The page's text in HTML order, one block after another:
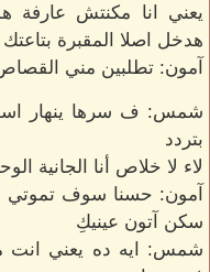
يعني انا مكنتش عارفة
هدخل اصلا المقبرة
آمون: تطلبين مني
شمس: ف سرها ينهار
بتردد
لاء لا خلاص أنا الجانية
آمون: حسنا سوف
سكن آتون عينيكِ
شمس: ايه ده يعني انت